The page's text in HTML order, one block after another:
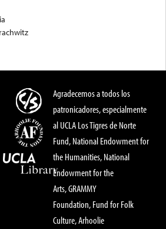
Agradecemos a todos los
patronicadores, especialmente
al UCLA Los Tigres de Norte
Fund, National Endowment for
the Humanities, National
Endowment for the
Arts, GRAMMY
Foundation, Fund for Folk
Culture, Arhoolie